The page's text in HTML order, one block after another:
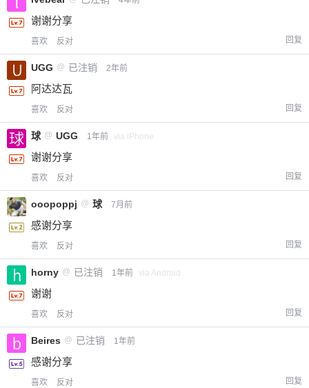
谢谢分享
喜欢 反对 回复
UGG @ 已注销 2年前
阿达达瓦
喜欢 反对 回复
球 @ UGG 1年前 via iPhone
谢谢分享
喜欢 反对 回复
ooopoppj @ 球 7月前
感谢分享
喜欢 反对 回复
horny @ 已注销 1年前 via Android
谢谢
喜欢 反对 回复
Beires @ 已注销 1年前
感谢分享
喜欢 反对 回复